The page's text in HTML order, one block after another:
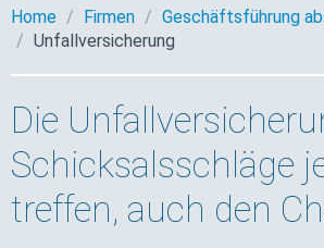
Home Firmen
Geschäftsführung
Unfallversicherung
Die
Schicksalsschläge
treffen, auch den